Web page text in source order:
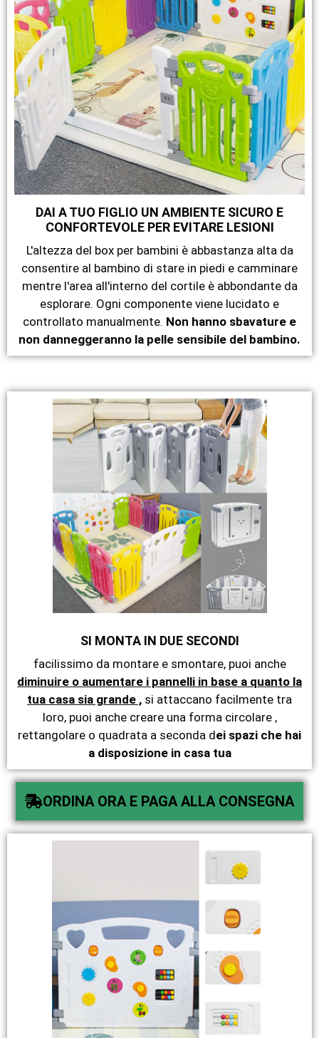
DAI A TUO FIGLIO UN AMBIENTE SICURO E
CONFORTEVOLE PER EVITARE LESIONI
L'altezza del box per bambini è abbastanza alta da
consentire al bambino di stare in piedi e camminare
mentre l'area all'interno del cortile è abbondante da
esplorare. Ogni componente viene lucidato e
controllato manualmente. Non hanno sbavature e
non danneggeranno la pelle sensibile del bambino.
SI MONTA IN DUE SECONDI
facilissimo da montare e smontare, puoi anche
diminuire o aumentare i pannelli in base a quanto la
tua casa sia grande , si attaccano facilmente tra
loro, puoi anche creare una forma circolare ,
rettangolare o quadrata a seconda dei spazi che hai
a disposizione in casa tua
ORDINA ORA E PAGA ALLA CONSEGNA